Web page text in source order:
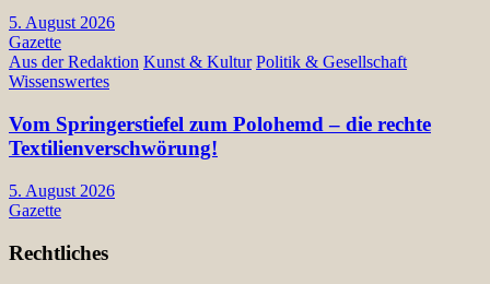
5. August 2026
Gazette
Aus der Redaktion Kunst & Kultur Politik & Gesellschaft
Wissenswertes
Vom Springerstiefel zum Polohemd – die rechte
Textilienverschwörung!
5. August 2026
Gazette
Rechtliches